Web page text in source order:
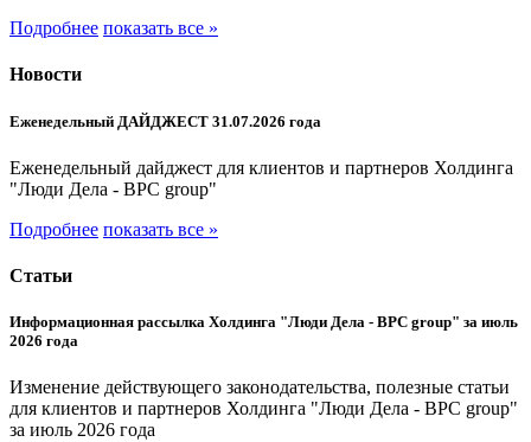
Подробнее показать все »
Новости
Еженедельный ДАЙДЖЕСТ 31.07.2026 года
Еженедельный дайджест для клиентов и партнеров Холдинга
"Люди Дела - BPC group"
Подробнее показать все »
Статьи
Информационная рассылка Холдинга "Люди Дела - BPC group" за июль
2026 года
Изменение действующего законодательства, полезные статьи
для клиентов и партнеров Холдинга "Люди Дела - BPC group"
за июль 2026 года